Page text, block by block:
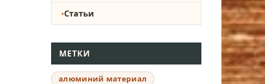
Статьи
МЕТКИ
алюминий материал